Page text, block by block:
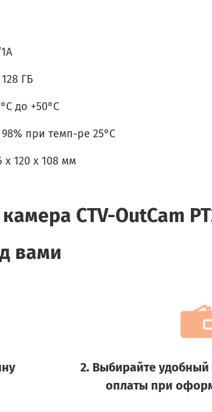
ГБ
до +50°C
при темп-ре 25°C
x 120 x 108 мм
CTV-OutCam
вами
2. Выбирайте удобный
оплаты при